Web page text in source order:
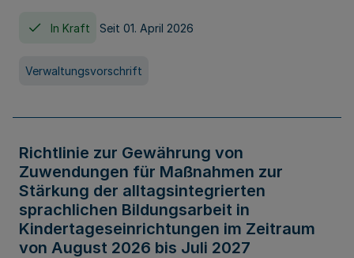
In Kraft Seit 01. April 2026
Verwaltungsvorschrift
Richtlinie zur Gewährung von
Zuwendungen für Maßnahmen zur
Stärkung der alltagsintegrierten
sprachlichen Bildungsarbeit in
Kindertageseinrichtungen im Zeitraum
von August 2026 bis Juli 2027